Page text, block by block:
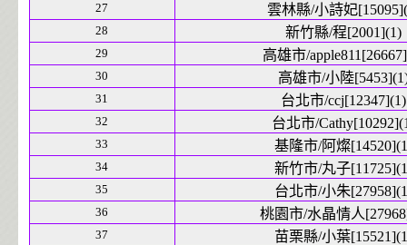
27 雲林縣/小詩妃
28 新竹縣/程[2001](1)
29 高雄市/
30 高雄市/小陸
31 台北市/ccj[12347](1)
32 台北市/
33 基隆市/阿燦
34 新竹市/丸子
35 台北市/小朱
36 桃園市/水晶情人
37 苗栗縣/小葉